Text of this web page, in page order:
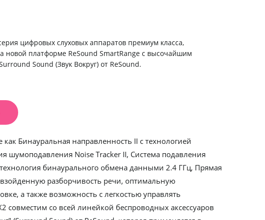
цифровых слуховых аппаратов премиум класса,
новой платформе ReSound SmartRange с высочайшим
Sound (Звук Вокруг) от ReSound.
Бинауральная направленность II с технологией
шумоподавления Noise Tracker II, Система подавления
бинаурального обмена данными 2.4 ГГц, Прямая
разборчивость речи, оптимальную
а также возможность с легкостью управлять
совместим со всей линейкой беспроводных аксессуаров